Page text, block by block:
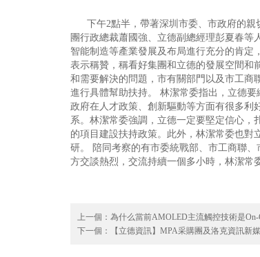
下午2點半，帶著深圳市委、市政府的親
團行政總裁蕭國強、立德副總經理彭夏春
智能制造等產業發展及布局進行充分的肯定
表示稱贊，稱看好集團和立德的發展空間和
和需要解決的問題，市有關部門以及市工商
進行具體幫助扶持。 林潔常委指出，立德
政府在人才政策、創新驅動等方面有很多利
系。林潔常委強調，立德一定要堅定信心
的項目建設扶持政策。此外，林潔常委也對
研。 陪同考察的有市委統戰部、市工商聯
方交談熱烈，交流持續一個多小時，林潔常
上一個： 為什么當前AMOLED主流觸控技術是On-
下一個：
【立德資訊】MPA采購團及洛克資訊新